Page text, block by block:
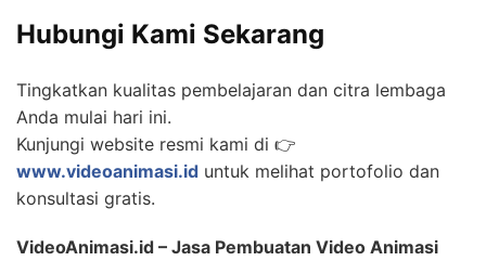
Hubungi Kami Sekarang
Tingkatkan kualitas pembelajaran dan citra lembaga
Anda mulai hari ini.
Kunjungi website resmi kami di 👉
www.videoanimasi.id untuk melihat portofolio dan
konsultasi gratis.
VideoAnimasi.id – Jasa Pembuatan Video Animasi